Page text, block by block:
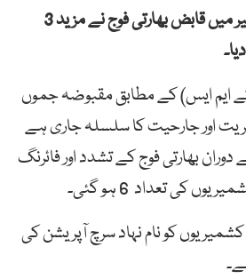
سرینگر: مقبوضہ کشمیر میں قابض بھارتی فوج نے مزید 3
ایم ایس) کے مطابق مقبوضہ جموں
اور جارحیت کا سلسلہ جاری ہے
گھنٹے کے دوران بھارتی فوج کے تشدد اور فائرنگ
کی تعداد 6 ہو گئی۔
کو نام نہاد سرچ آپریشن کی